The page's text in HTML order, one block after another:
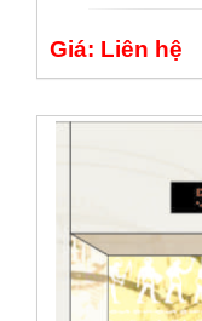
Giá: Liên hệ